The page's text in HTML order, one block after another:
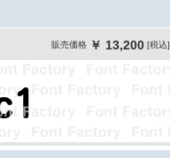
販売価格 ￥ 13,200 [税込]